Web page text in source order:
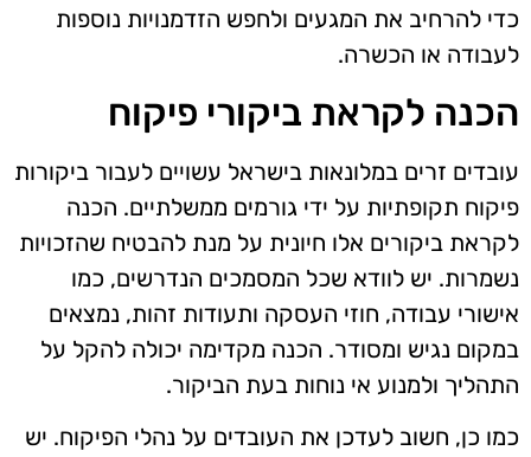
כדי להרחיב את המגעים ולחפש הזדמנויות נוספות
לעבודה או הכשרה.
הכנה לקראת ביקורי פיקוח
עובדים זרים במלונאות בישראל עשויים לעבור ביקורות
פיקוח תקופתיות על ידי גורמים ממשלתיים. הכנה
לקראת ביקורים אלו חיונית על מנת להבטיח שהזכויות
נשמרות. יש לוודא שכל המסמכים הנדרשים, כמו
אישורי עבודה, חוזי העסקה ותעודות זהות, נמצאים
במקום נגיש ומסודר. הכנה מקדימה יכולה להקל על
התהליך ולמנוע אי נוחות בעת הביקור.
כמו כן, חשוב לעדכן את העובדים על נהלי הפיקוח. יש